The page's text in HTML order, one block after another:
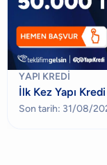
YAPI KREDI
İlk Kez Yapı
Son tarih: 31/08/